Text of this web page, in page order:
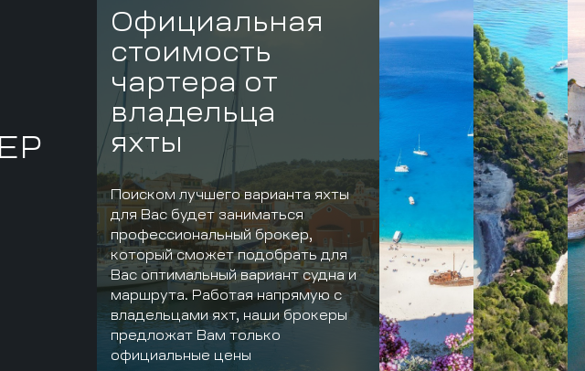
Официальная
стоимость
чартера от
владельца
яхты
Поиском лучшего варианта яхты
для Вас будет заниматься
профессиональный брокер,
который сможет подобрать для
Вас оптимальный вариант судна и
маршрута. Работая напрямую с
владельцами яхт, наши брокеры
предложат Вам только
официальные цены